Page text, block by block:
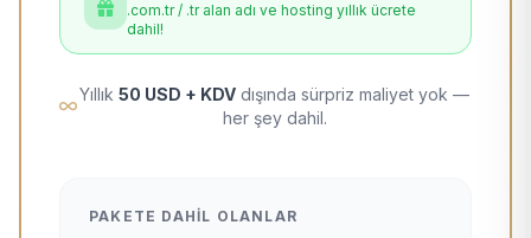
.com.tr / .tr alan adı ve hosting yıllık ücrete
dahil!
Yıllık 50 USD + KDV dışında sürpriz maliyet yok —
her şey dahil.
PAKETE DAHIL OLANLAR